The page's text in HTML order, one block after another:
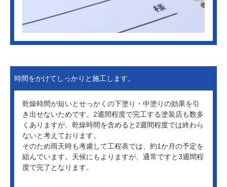
時間をかけてしっかりと施工します。
乾燥時間が短いとせっかくの下塗り・中塗りの効果を引
き出せないためです。2週間程度で完工する塗装店も数多
くありますが、乾燥時間を含めると2週間程度では終わら
ないと考えております。
そのため雨天時も考慮して工程表では、約1か月の予定を
組んでいます。天候にもよりますが、通常ですと3週間程
度で完了となります。